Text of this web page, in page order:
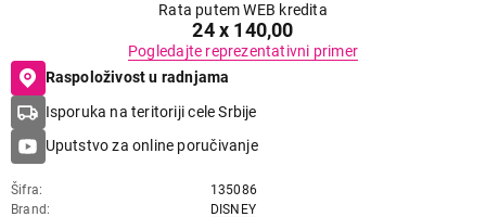
Rata putem WEB kredita
24 x 140,00
Pogledajte reprezentativni primer
Raspoloživost u radnjama
Isporuka na teritoriji cele Srbije
Uputstvo za online poručivanje
Šifra
135086
Brand
DISNEY